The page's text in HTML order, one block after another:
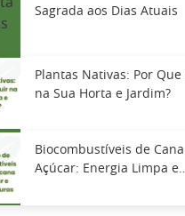
Sagrada aos Dias Atuais
Plantas Nativas: Por
na Sua Horta e Jardim?
Biocombustíveis de
Açúcar: Energia Limpa e